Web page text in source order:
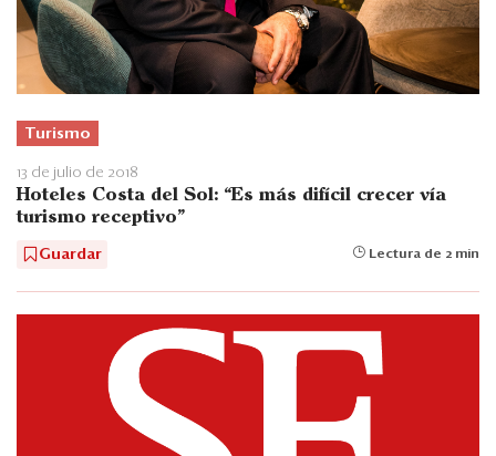
Turismo
13 de julio de 2018
Hoteles Costa del Sol: “Es más difícil crecer vía
turismo receptivo”
Guardar Lectura de 2 min